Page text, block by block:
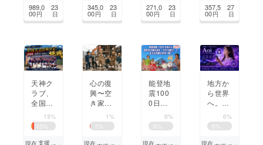
の拠点
へ！
989,0
00円
23
日
ティア
による
345,0
00円
23
日
FAクラ
ファン
271,0
00円
23
日
りたい
357,5
00円
27
日
天神ク
ラブ、
全国大
会へ全
員で挑
戦！遠
征費用
13%
13
現在支援
心の復
興〜空
き家
ナープ
ロジェ
クト
1%
1
現在
能登地
震100
0日目
から国
内外の
被災地
を「さ
0%
0
現在
地方か
ら世界
へ。日
本発の
音声AI
「Ao
i」。
0%
0
現在